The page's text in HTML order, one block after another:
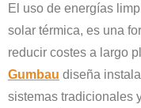
El uso de energías
solar térmica, es una
reducir costes a largo
Gumbau diseña
sistemas tradicionales